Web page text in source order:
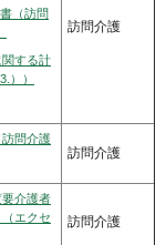
（訪問
する計
））
訪問介護
問介護
訪問介護
介護者
エクセ
訪問介護